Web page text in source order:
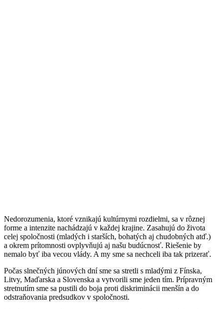
Nedorozumenia, ktoré vznikajú kultúrnymi rozdielmi, sa v rôznej
forme a intenzite nachádzajú v každej krajine. Zasahujú do života
celej spoločnosti (mladých i starších, bohatých aj chudobných atď.)
a okrem prítomnosti ovplyvňujú aj našu budúcnosť. Riešenie by
nemalo byť iba vecou vlády. A my sme sa nechceli iba tak prizerať.
Počas slnečných júnových dní sme sa stretli s mladými z Fínska,
Litvy, Maďarska a Slovenska a vytvorili sme jeden tím. Prípravným
stretnutím sme sa pustili do boja proti diskriminácii menšín a do
odstraňovania predsudkov v spoločnosti.